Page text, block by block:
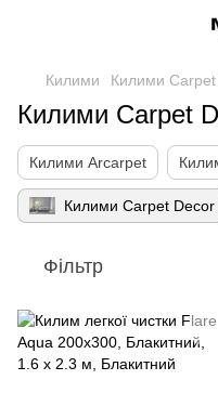
Килими Килими
Килими Carpet
Килими Arcarpet
Килими Carpet Decor
Фільтр